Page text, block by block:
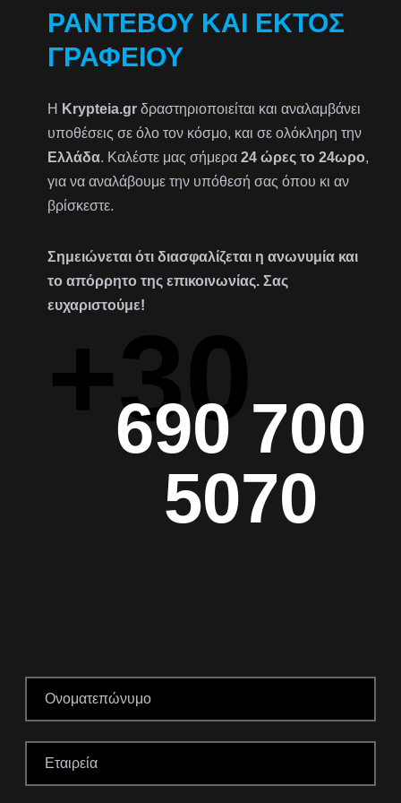
ΡΑΝΤΕΒΟΎ ΚΑΙ ΕΚΤΌΣ
ΓΡΑΦΕΊΟΥ
Η Krypteia.gr δραστηριοποιείται και αναλαμβάνει
υποθέσεις σε όλο τον κόσμο, και σε ολόκληρη την
Ελλάδα. Καλέστε μας σήμερα24 ώρες το 24ωρο,
για να αναλάβουμε την υπόθεσή σας όπου κι αν
βρίσκεστε.
Σημειώνεται ότι διασφαλίζεται η ανωνυμία και
το απόρρητο της επικοινωνίας. Σας
ευχαριστούμε!
+30
690 700
5070